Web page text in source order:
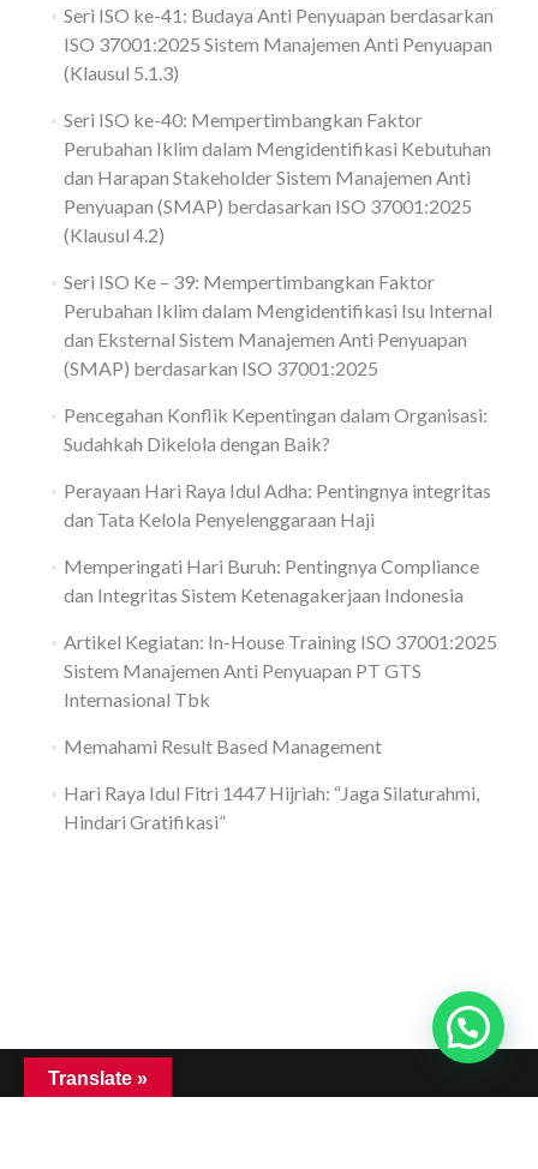
Seri ISO ke-41: Budaya Anti Penyuapan berdasarkan
ISO 37001:2025 Sistem Manajemen Anti Penyuapan
(Klausul 5.1.3)
Seri ISO ke-40: Mempertimbangkan Faktor
Perubahan Iklim dalam Mengidentifikasi Kebutuhan
dan Harapan Stakeholder Sistem Manajemen Anti
Penyuapan (SMAP) berdasarkan ISO 37001:2025
(Klausul 4.2)
Seri ISO Ke – 39: Mempertimbangkan Faktor
Perubahan Iklim dalam Mengidentifikasi Isu Internal
dan Eksternal Sistem Manajemen Anti Penyuapan
(SMAP) berdasarkan ISO 37001:2025
Pencegahan Konflik Kepentingan dalam Organisasi:
Sudahkah Dikelola dengan Baik?
Perayaan Hari Raya Idul Adha: Pentingnya integritas
dan Tata Kelola Penyelenggaraan Haji
Memperingati Hari Buruh: Pentingnya Compliance
dan Integritas Sistem Ketenagakerjaan Indonesia
Artikel Kegiatan: In-House Training ISO 37001:2025
Sistem Manajemen Anti Penyuapan PT GTS
Internasional Tbk
Memahami Result Based Management
Hari Raya Idul Fitri 1447 Hijriah: “Jaga Silaturahmi,
Hindari Gratifikasi”
Translate »